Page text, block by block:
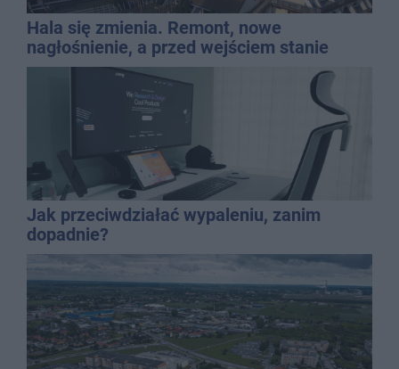
Hala się zmienia. Remont, nowe
nagłośnienie, a przed wejściem stanie
QEMETICA ARENA
Jak przeciwdziałać wypaleniu, zanim
dopadnie?